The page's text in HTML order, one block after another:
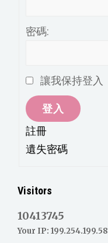
密碼:
讓我保持登入
登入
註冊
遺失密碼
Visitors
10413745
Your IP: 199.254.199.58